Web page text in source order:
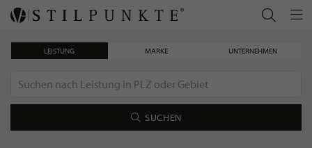
LEISTUNG MARKE UNTERNEHMEN
SUCHEN